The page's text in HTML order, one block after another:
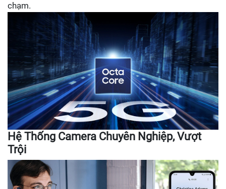
chạm.
Hệ Thống Camera Chuyên Nghiệp, Vượt
Trội